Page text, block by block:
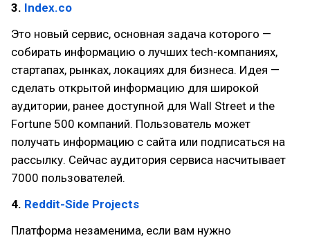
3. Index.co
Это новый сервис, основная задача которого —
собирать информацию о лучших tech-компаниях,
стартапах, рынках, локациях для бизнеса. Идея —
сделать открытой информацию для широкой
аудитории, ранее доступной для Wall Street и the
Fortune 500 компаний. Пользователь может
получать информацию с сайта или подписаться на
рассылку. Сейчас аудитория сервиса насчитывает
7000 пользователей.
4. Reddit-Side Projects
Платформа незаменима, если вам нужно